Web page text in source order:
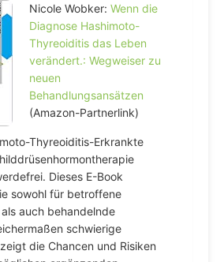
Nicole Wobker: Wenn die
Diagnose Hashimoto-
Thyreoiditis das Leben
verändert.: Wegweiser zu
neuen
Behandlungsansätzen
(Amazon-Partnerlink)
Thyreoiditis-Erkrankte
Dieses E-Book
sowohl für betroffene
auch behandelnde
schwierige
die Chancen und Risiken